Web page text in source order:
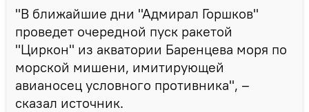
"В ближайшие дни "Адмирал Горшков"
проведет очередной пуск ракетой
"Циркон" из акватории Баренцева моря по
морской мишени, имитирующей
авианосец условного противника", –
сказал источник.